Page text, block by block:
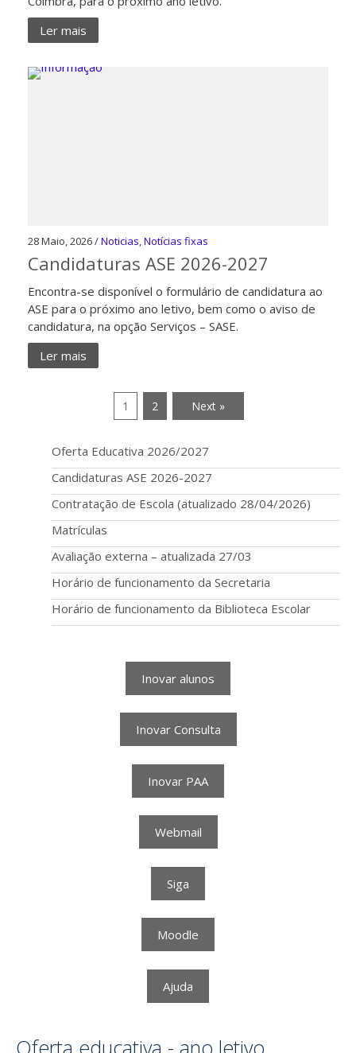
Ler mais
28 Maio, 2026 /Noticias Notícias fixas
Candidaturas ASE 2026-2027
Encontra-se disponível o formulário de candidatura ao
ASE para o próximo ano letivo, bem como o aviso de
candidatura, na opção Serviços – SASE.
Ler mais
1 2 Next »
Oferta Educativa 2026/2027
Candidaturas ASE 2026-2027
Contratação de Escola (atualizado 28/04/2026)
Matrículas
Avaliação externa – atualizada 27/03
Horário de funcionamento da Secretaria
Horário de funcionamento da Biblioteca Escolar
Inovar alunos
Inovar Consulta
Inovar PAA
Webmail
Siga
Moodle
Ajuda
Oferta educativa - ano letivo